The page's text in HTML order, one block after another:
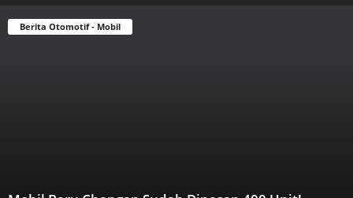
Berita Otomotif - Mobil